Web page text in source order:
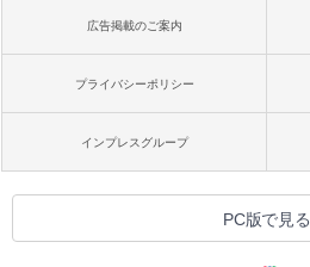
広告掲載のご案内
プライバシーポリシー
インプレスグループ
PC版で見る